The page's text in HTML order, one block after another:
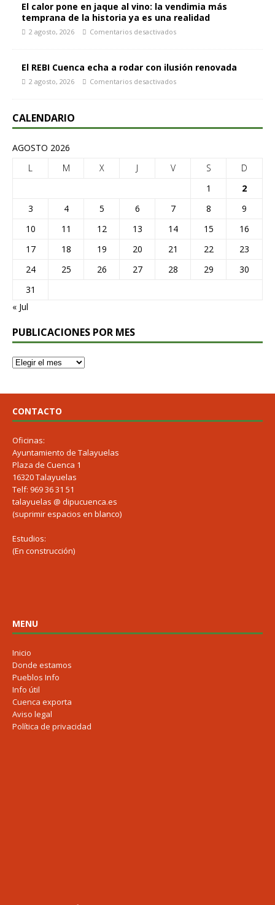
El calor pone en jaque al vino: la vendimia más
temprana de la historia ya es una realidad
2 agosto, 2026 Comentarios desactivados
El REBI Cuenca echa a rodar con ilusión renovada
2 agosto, 2026 Comentarios desactivados
CALENDARIO
AGOSTO 2026
L
M X J V S
D
1
2
3
4 5 6 7 8
9
10
11 12 13 14 15
16
17
18 19 20 21 22
23
24
25 26 27 28 29
30
31
« Jul
PUBLICACIONES POR MES
CONTACTO
Oficinas:
Ayuntamiento de Talayuelas
Plaza de Cuenca 1
16320 Talayuelas
Telf: 969 36 31 51
talayuelas @ dipucuenca.es
(suprimir espacios en blanco)
Estudios:
(En construcción)
MENU
Inicio
Donde estamos
Pueblos Info
Info útil
Cuenca exporta
Aviso legal
Política de privacidad